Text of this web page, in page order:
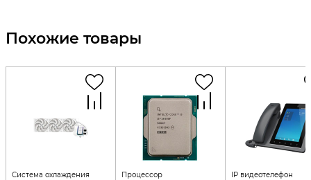
Похожие товары
Система охлаждения
Процессор
IP видеотелефон